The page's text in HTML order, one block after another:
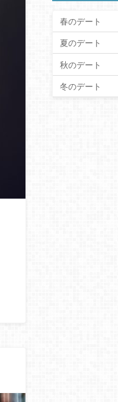
春のデート
夏のデート
秋のデート
冬のデート